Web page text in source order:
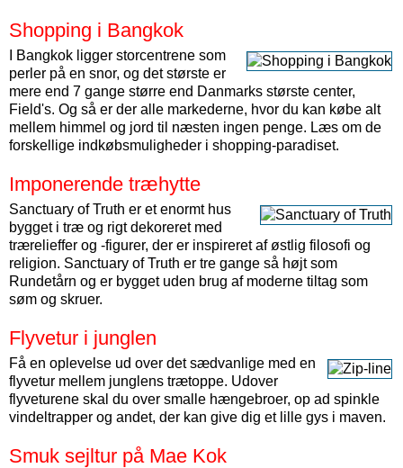
Shopping i Bangkok
I Bangkok ligger storcentrene som
perler på en snor, og det største er
mere end 7 gange større end Danmarks største center,
Field's. Og så er der alle markederne, hvor du kan købe alt
mellem himmel og jord til næsten ingen penge. Læs om de
forskellige indkøbsmuligheder i shopping-paradiset.
Imponerende træhytte
Sanctuary of Truth er et enormt hus
bygget i træ og rigt dekoreret med
trærelieffer og -figurer, der er inspireret af østlig filosofi og
religion. Sanctuary of Truth er tre gange så højt som
Rundetårn og er bygget uden brug af moderne tiltag som
søm og skruer.
Flyvetur i junglen
Få en oplevelse ud over det sædvanlige med en
flyvetur mellem junglens trætoppe. Udover
flyveturene skal du over smalle hængebroer, op ad spinkle
vindeltrapper og andet, der kan give dig et lille gys i maven.
Smuk sejltur på Mae Kok